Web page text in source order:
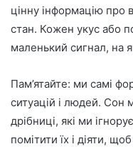
цінну інформацію про
стан. Кожен укус або
маленький сигнал, на
Пам’ятайте: ми самі
ситуацій і людей. Сон
дрібниці, які ми
помітити їх і діяти,